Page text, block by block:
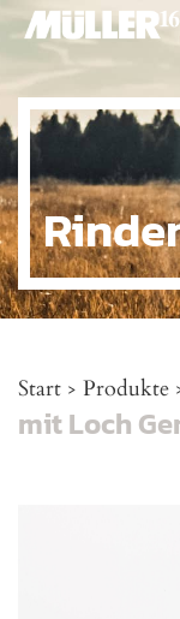
Start > Produkte
mit Loch